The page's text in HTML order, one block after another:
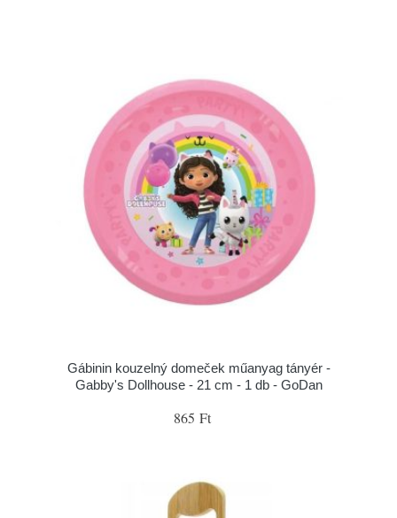
Gábinin kouzelný domeček műanyag tányér -
Gabby's Dollhouse - 21 cm - 1 db - GoDan
865 Ft